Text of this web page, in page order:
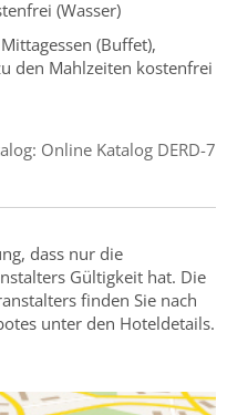
(Wasser)
(Buffet),
den Mahlzeiten kostenfrei
Online Katalog DERD-7
dass nur die
Gültigkeit hat. Die
finden Sie nach
unter den Hoteldetails.